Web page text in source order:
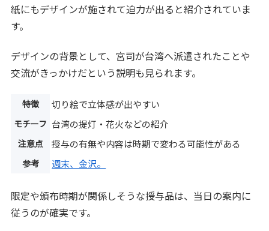
紙にもデザインが施されて迫力が出ると紹介されていま
す。
デザインの背景として、宮司が台湾へ派遣されたことや
交流がきっかけだという説明も見られます。
特徴 切り絵で立体感が出やすい
モチーフ 台湾の提灯・花火などの紹介
注意点 授与の有無や内容は時期で変わる可能性がある
参考 週末、金沢。
限定や頒布時期が関係しそうな授与品は、当日の案内に
従うのが確実です。